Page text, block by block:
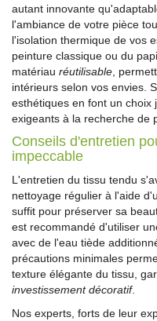
autant innovante
l'ambiance de votre pièce
l'isolation thermique de vos
peinture classique ou du
matériau réutilisable ,
intérieurs selon vos envies.
esthétiques en font un choix
exigeants à la recherche de
Conseils d'entretien
impeccable
L'entretien du tissu tendu
nettoyage régulier à l'aide
suffit pour préserver sa
est recommandé d'utiliser
avec de l'eau tiède
précautions minimales
texture élégante du tissu,
investissement décoratif.
Nos experts, forts de leur